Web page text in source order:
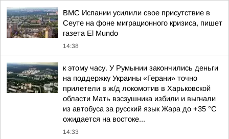
ВМС Испании усилили свое присутствие в
Сеуте на фоне миграционного кризиса, пишет
газета El Mundo
14:38
к этому часу. У Румынии закончились деньги
на поддержку Украины «Герани» точно
прилетели в ж/д локомотив в Харьковской
области Мать вэсэушника избили и выгнали
из автобуса за русский язык Жара до +35 °С
ожидается на востоке...
14:33